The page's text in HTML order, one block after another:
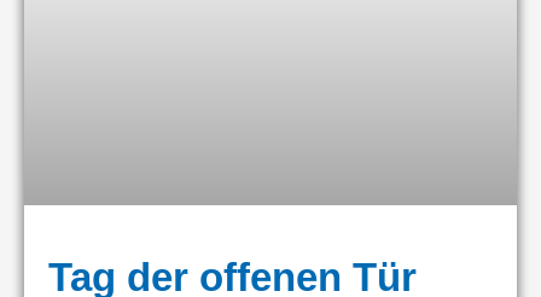
Tag der offenen Tür